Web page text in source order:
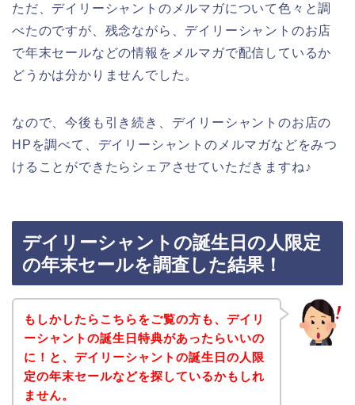
ただ、デイリーシャントのメルマガについて色々と調
べたのですが、残念ながら、デイリーシャントのお店
で年末セールなどの情報をメルマガで配信しているか
どうかは分かりませんでした。
なので、今後も引き続き、デイリーシャントのお店の
HPを調べて、デイリーシャントのメルマガなどをみつ
けることができたらシェアさせていただきますね♪
デイリーシャントの誕生日の人限定
の年末セールを調査した結果！
もしかしたらこちらをご覧の方も、デイリ
ーシャントの誕生日特典があったらいいの
に！と、デイリーシャントの誕生日の人限
定の年末セールなどを探しているかもしれ
ません。